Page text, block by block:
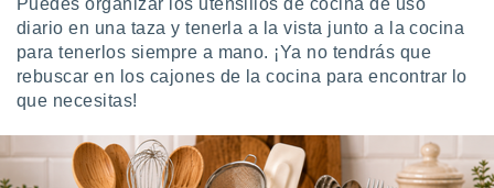
Puedes organizar los utensilios de cocina de uso
diario en una taza y tenerla a la vista junto a la cocina
para tenerlos siempre a mano. ¡Ya no tendrás que
rebuscar en los cajones de la cocina para encontrar lo
que necesitas!